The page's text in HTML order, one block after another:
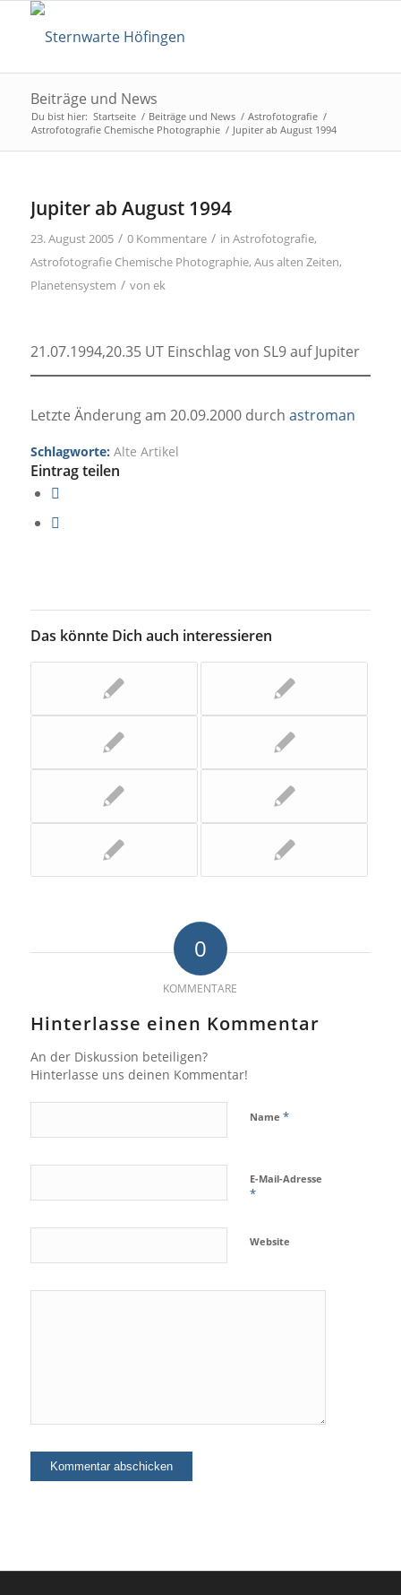
Beiträge und News
Du bist hier: Startseite / Beiträge und News / Astrofotografie /
Astrofotografie Chemische Photographie / Jupiter ab August 1994
Jupiter ab August 1994
23. August 2005 / 0 Kommentare / in Astrofotografie,
Astrofotografie Chemische Photographie, Aus alten Zeiten,
Planetensystem / von ek
21.07.1994,20.35 UT Einschlag von SL9 auf Jupiter
Letzte Änderung am 20.09.2000 durch astroman
Schlagworte: Alte Artikel
Eintrag teilen
Das könnte Dich auch interessieren
0
KOMMENTARE
Hinterlasse einen Kommentar
An der Diskussion beteiligen?
Hinterlasse uns deinen Kommentar!
Name *
E-Mail-Adresse
*
Website